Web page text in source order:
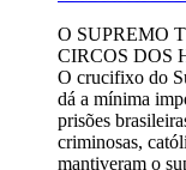
O SUPREMO
CIRCOS DOS
O crucifixo do
dá a mínima
prisões
criminosas,
mantiveram o